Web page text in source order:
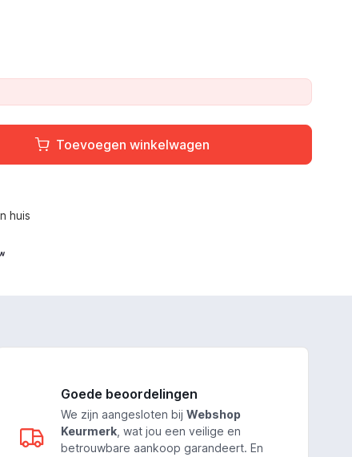
Toevoegen winkelwagen
huis
Goede beoordelingen
We zijn aangesloten bijWebshop
Keurmerk , wat jou een veilige en
betrouwbare aankoop garandeert. En